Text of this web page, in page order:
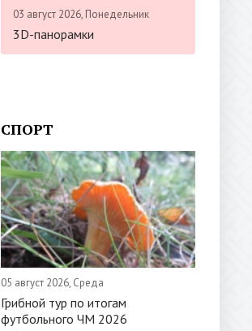
03 август 2026, Понедельник
3D-панорамки
СПОРТ
05 август 2026, Среда
Грибной тур по итогам
футбольного ЧМ 2026